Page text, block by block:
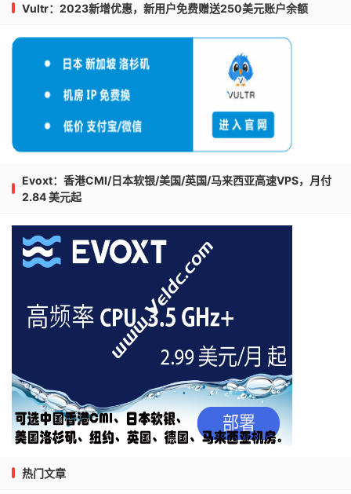
Vultr：2023新增优惠，新用户免费赠送250美元账户余额
Evoxt：香港CMI/日本软银/美国/英国/马来西亚高速VPS，月付
2.84 美元起
热门文章